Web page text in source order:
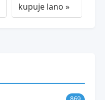
kupuje lano »